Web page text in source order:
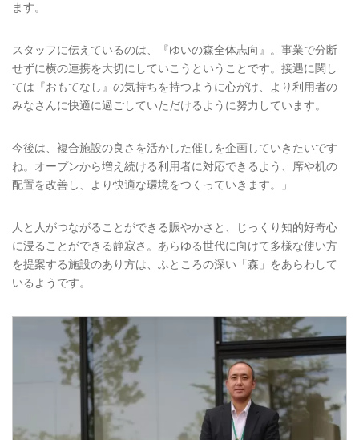
ます。
スタッフに伝えているのは、『ゆいの森全体志向』。事業で分断
せずに横の連携を大切にしていこうということです。接遇に関し
ては『おもてなし』の気持ちを持つように心がけ、より利用者の
みなさんに快適に過ごしていただけるように努力しています。
今後は、複合施設の良さを活かした催しを企画していきたいです
ね。オープンから増え続ける利用者に対応できるよう、席や机の
配置を改善し、より快適な環境をつくっていきます。」
人と人がつながることができる賑やかさと、じっくり知的好奇心
に浸ることができる静寂さ。あらゆる世代に向けて多様な使い方
を提案する施設のあり方は、ふところの深い「森」をあらわして
いるようです。